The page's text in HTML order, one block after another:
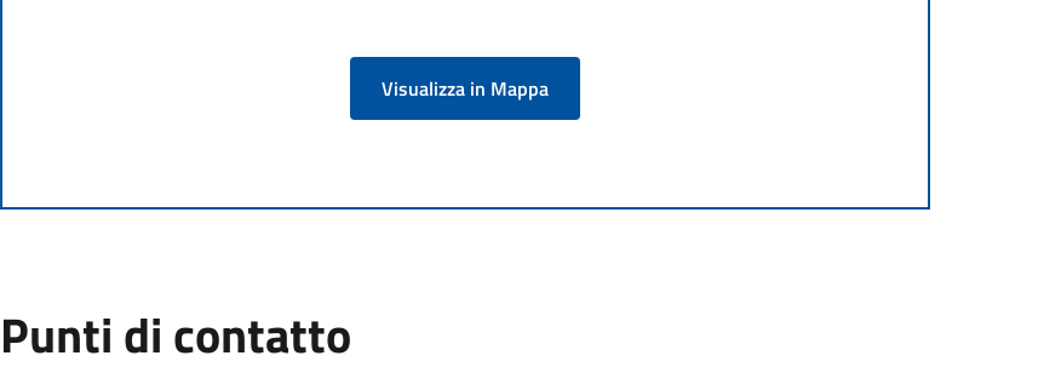
Visualizza in Mappa
Punti di contatto